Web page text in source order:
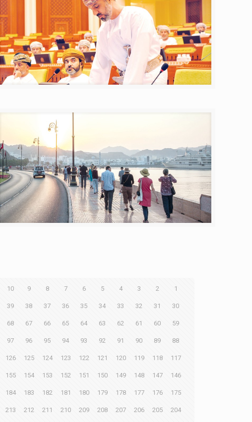
1
2
3
4
5
6
7
8
9
10
30
31
32
33
34
35
36
37
38
39
59
60
61
62
63
64
65
66
67
68
88
89
90
91
92
93
94
95
96
97
117
118
119
120
121
122
123
124
125
126
146
147
148
149
150
151
152
153
154
155
175
176
177
178
179
180
181
182
183
184
204
205
206
207
208
209
210
211
212
213